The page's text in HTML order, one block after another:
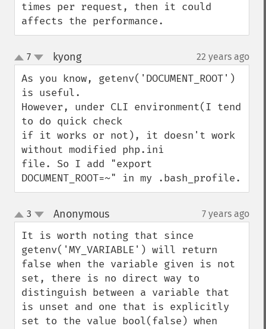
times per request, then it could
affects the performance.
up
down
7 kyong¶ 22 years ago
As you know, getenv('DOCUMENT_ROOT')
is useful.
However, under CLI environment(I tend
to do quick check
if it works or not), it doesn't work
without modified php.ini
file. So I add "export
DOCUMENT_ROOT=~" in my .bash_profile.
up
down
3 Anonymous¶ 7 years ago
It is worth noting that since
getenv('MY_VARIABLE') will return
false when the variable given is not
set, there is no direct way to
distinguish between a variable that
is unset and one that is explicitly
set to the value bool(false) when